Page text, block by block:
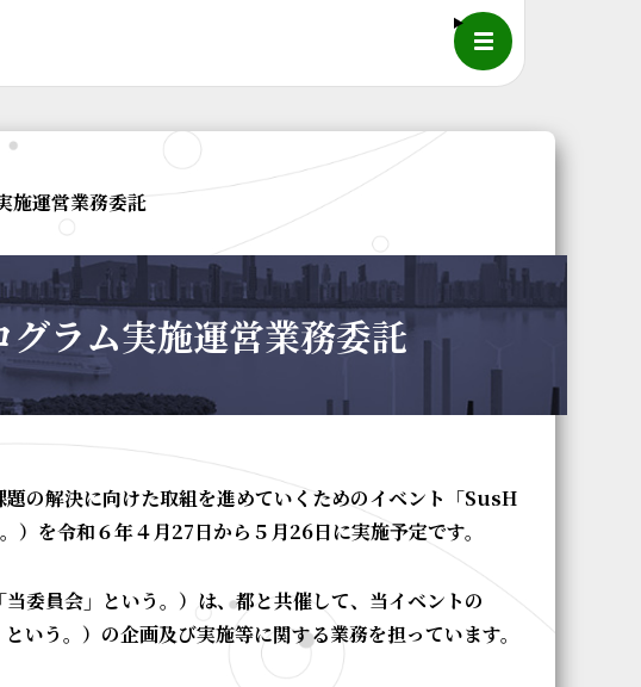
メニュー
運営業務委託
ラム実施運営業務委託
の解決に向けた取組を進めていくためのイベント「SusH
）を令和６年４月27日から５月26日に実施予定です。
委員会」という。）は、都と共催して、当イベントの
いう。）の企画及び実施等に関する業務を担っています。